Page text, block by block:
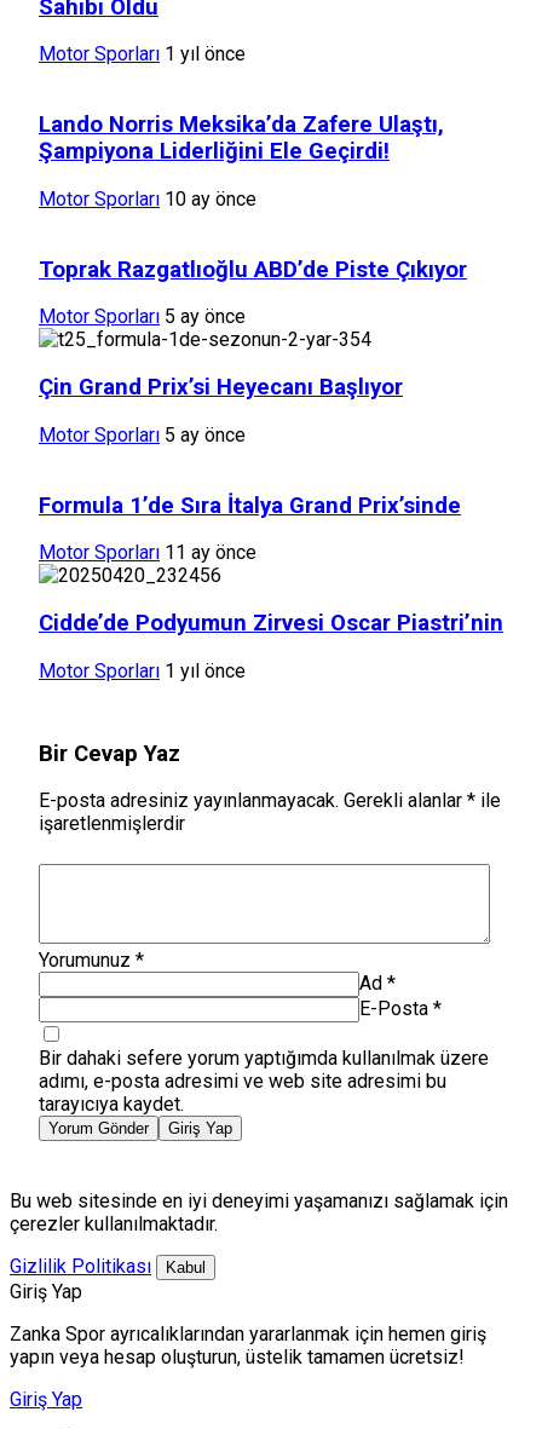
Sahibi Oldu
Motor Sporları 1 yıl önce
Lando Norris Meksika’da Zafere Ulaştı,
Şampiyona Liderliğini Ele Geçirdi!
Motor Sporları 10 ay önce
Toprak Razgatlıoğlu ABD’de Piste Çıkıyor
Motor Sporları 5 ay önce
Çin Grand Prix’si Heyecanı Başlıyor
Motor Sporları 5 ay önce
Formula 1’de Sıra İtalya Grand Prix’sinde
Motor Sporları 11 ay önce
Cidde’de Podyumun Zirvesi Oscar Piastri’nin
Motor Sporları 1 yıl önce
Bir Cevap Yaz
E-posta adresiniz yayınlanmayacak. Gerekli alanlar * ile
işaretlenmişlerdir
Yorumunuz *
Ad *
E-Posta *
Bir dahaki sefere yorum yaptığımda kullanılmak üzere
adımı, e-posta adresimi ve web site adresimi bu
tarayıcıya kaydet.
Yorum Gönder Giriş Yap
Bu web sitesinde en iyi deneyimi yaşamanızı sağlamak için
çerezler kullanılmaktadır.
Gizlilik Politikası
Kabul
Giriş Yap
Zanka Spor ayrıcalıklarından yararlanmak için hemen giriş
yapın veya hesap oluşturun, üstelik tamamen ücretsiz!
Giriş Yap